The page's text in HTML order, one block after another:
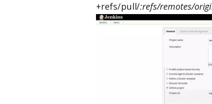
+refs/pull/:refs/remotes/